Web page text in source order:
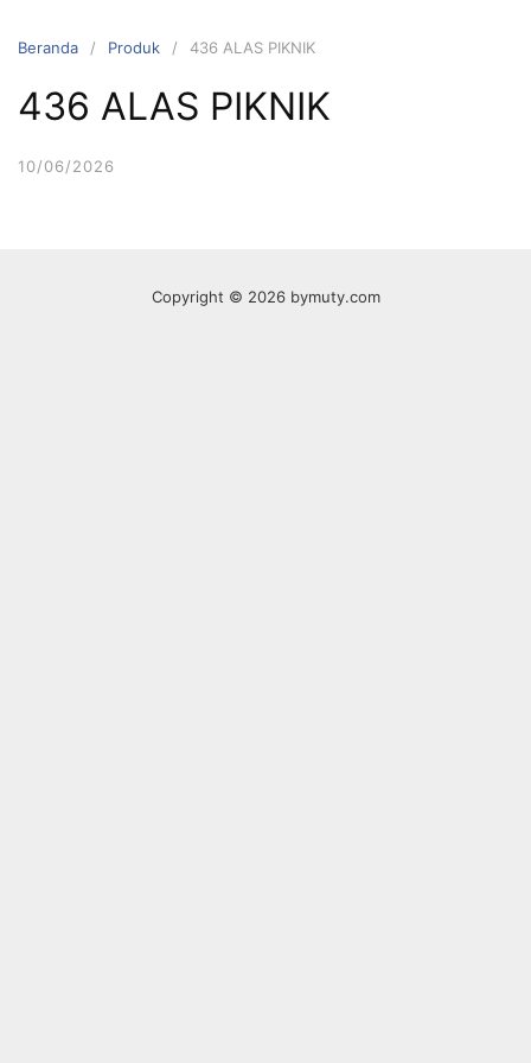
keBeranda Produk 436 ALAS PIKNIK
436 ALAS PIKNIK
10/06/2026
Copyright © 2026 bymuty.com